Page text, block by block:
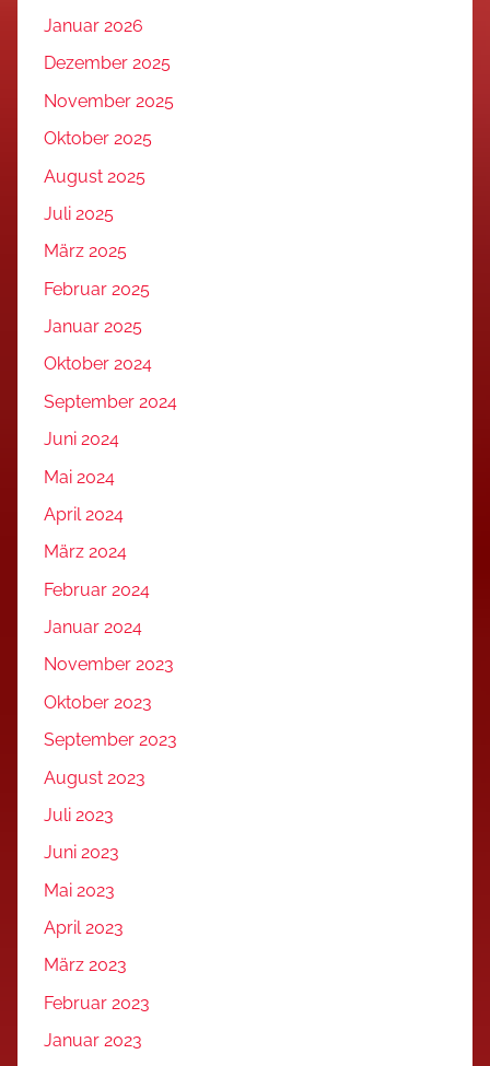
Januar 2026
Dezember 2025
November 2025
Oktober 2025
August 2025
Juli 2025
März 2025
Februar 2025
Januar 2025
Oktober 2024
September 2024
Juni 2024
Mai 2024
April 2024
März 2024
Februar 2024
Januar 2024
November 2023
Oktober 2023
September 2023
August 2023
Juli 2023
Juni 2023
Mai 2023
April 2023
März 2023
Februar 2023
Januar 2023